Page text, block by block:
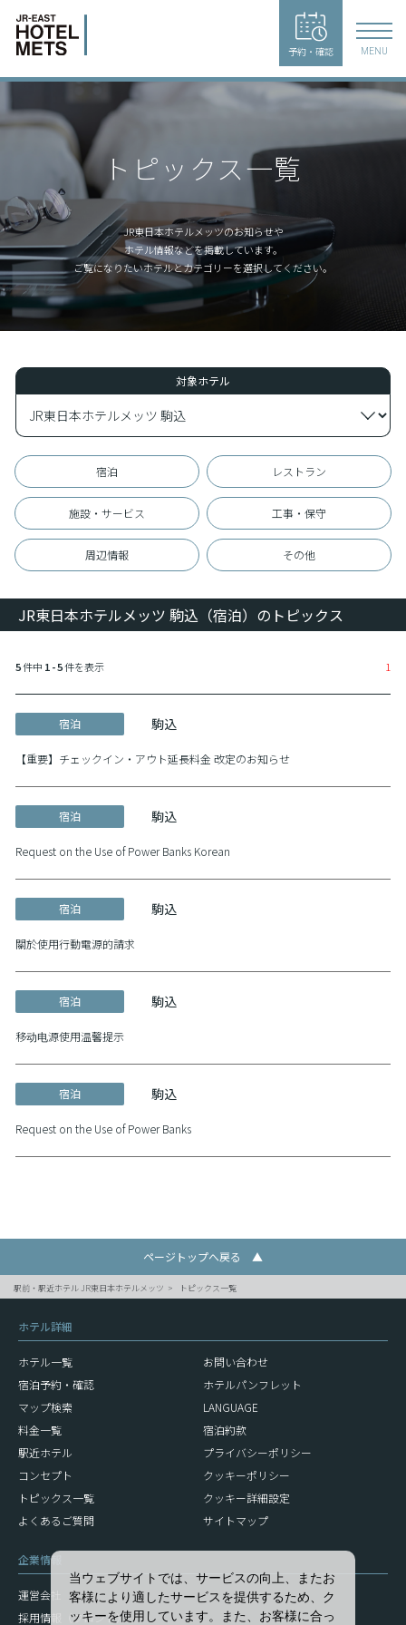
予約・確認 MENU
トピックス一覧
JR東日本ホテルメッツのお知らせや
ホテル情報などを掲載しています。
ご覧になりたいホテルとカテゴリーを選択してください。
対象ホテル
宿泊 レストラン
施設・サービス 工事・保守
周辺情報 その他
JR東日本ホテルメッツ 駒込（宿泊）のトピックス
5件中 1 - 5件を表示 1
宿泊 駒込
【重要】チェックイン・アウト延長料金 改定のお知らせ
宿泊 駒込
Request on the Use of Power Banks Korean
宿泊 駒込
關於使用行動電源的請求
宿泊 駒込
移动电源使用温馨提示
宿泊 駒込
Request on the Use of Power Banks
ページトップへ戻る ▲
駅前・駅近ホテル JR東日本ホテルメッツ トピックス一覧
ホテル詳細
ホテル一覧
宿泊予約・確認
マップ検索
料金一覧
駅近ホテル
コンセプト
トピックス一覧
よくあるご質問
お問い合わせ
ホテルパンフレット
LANGUAGE
宿泊約款
プライバシーポリシー
クッキーポリシー
クッキー詳細設定
サイトマップ
企業情報
運営会社
採用情報（フロント）
当ウェブサイトでは、サービスの向上、またお
客様により適したサービスを提供するため、ク
ッキーを使用しています。また、お客様に合っ